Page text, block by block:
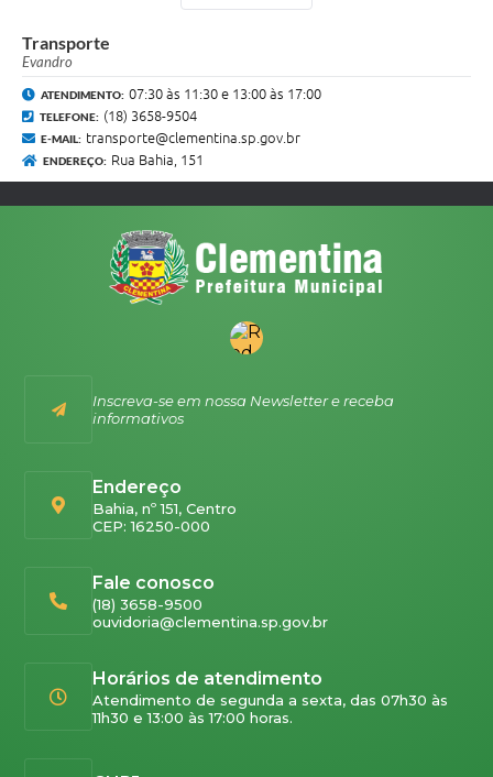
Transporte
Evandro
ATENDIMENTO: 07:30 às 11:30 e 13:00 às 17:00
TELEFONE: (18) 3658-9504
E-MAIL: transporte@clementina.sp.gov.br
ENDEREÇO: Rua Bahia, 151
Inscreva-se em nossa Newsletter e receba
informativos
Endereço
Bahia, nº 151, Centro
CEP: 16250-000
Fale conosco
(18) 3658-9500
ouvidoria@clementina.sp.gov.br
Horários de atendimento
Atendimento de segunda a sexta, das 07h30 às
11h30 e 13:00 às 17:00 horas.